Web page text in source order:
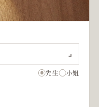
先生 小姐